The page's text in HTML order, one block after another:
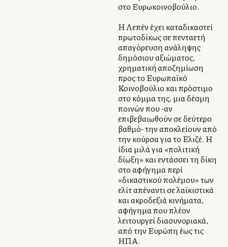
στο Ευρωκοινοβούλιο.
Η Λεπέν έχει καταδικαστεί
πρωτοδίκως σε πενταετή
απαγόρευση ανάληψης
δημόσιου αξιώματος,
χρηματική αποζημίωση
προς το Ευρωπαϊκό
Κοινοβούλιο και πρόστιμο
στο κόμμα της, μια δέσμη
ποινών που -αν
επιβεβαιωθούν σε δεύτερο
βαθμό- την αποκλείουν από
την κούρσα για το Ελιζέ. Η
ίδια μιλά για «πολιτική
δίωξη» και εντάσσει τη δίκη
στο αφήγημα περί
«δικαστικού πολέμου» των
ελίτ απέναντι σε λαϊκιστικά
και ακροδεξιά κινήματα,
αφήγημα που πλέον
λειτουργεί διασυνοριακά,
από την Ευρώπη έως τις
ΗΠΑ.